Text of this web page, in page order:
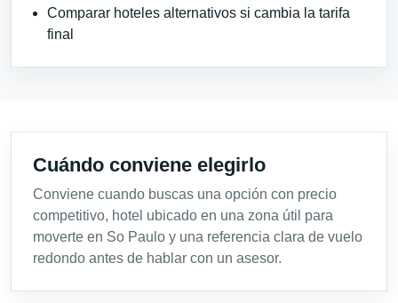
Comparar hoteles alternativos si cambia la tarifa
final
Cuándo conviene elegirlo
Conviene cuando buscas una opción con precio
competitivo, hotel ubicado en una zona útil para
moverte en So Paulo y una referencia clara de vuelo
redondo antes de hablar con un asesor.